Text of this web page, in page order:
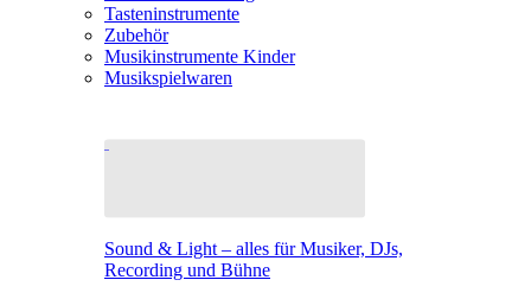
Tasteninstrumente
Zubehör
Musikinstrumente Kinder
Musikspielwaren
Sound & Light – alles für Musiker, DJs,
Recording und Bühne